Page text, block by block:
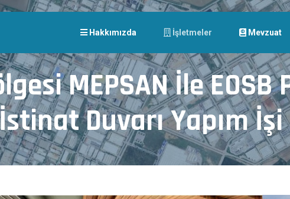
Hakkımızda İşletmeler Mevzuat
MEPSAN İle
Duvarı Yapım İşi